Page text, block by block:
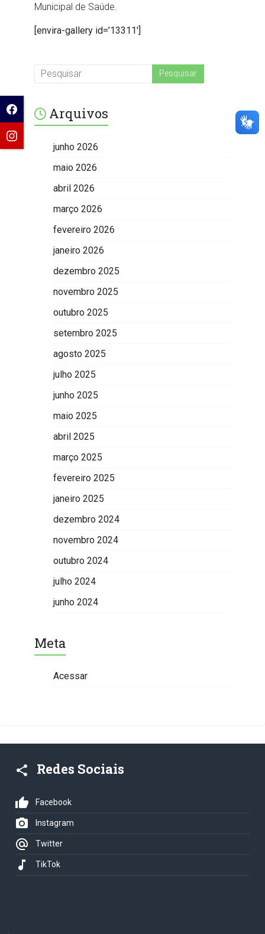
Municipal de Saúde.
[envira-gallery id=’13311′]
Arquivos
junho 2026
maio 2026
abril 2026
março 2026
fevereiro 2026
janeiro 2026
dezembro 2025
novembro 2025
outubro 2025
setembro 2025
agosto 2025
julho 2025
junho 2025
maio 2025
abril 2025
março 2025
fevereiro 2025
janeiro 2025
dezembro 2024
novembro 2024
outubro 2024
julho 2024
junho 2024
Meta
Acessar
share Redes Sociais
thumb_up Facebook
photo_camera Instagram
alternate_email Twitter
music_note TikTok